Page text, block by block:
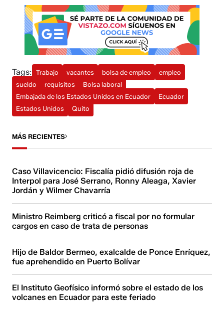
Tags: Trabajo vacantes bolsa de empleo
empleo
sueldo
requisitos
Bolsa laboral
Embajada de los Estados Unidos en Ecuador
Ecuador
Estados Unidos
Quito
MÁS RECIENTES
Caso Villavicencio: Fiscalía pidió difusión roja de
Interpol para José Serrano, Ronny Aleaga, Xavier
Jordán y Wilmer Chavarría
Ministro Reimberg criticó a fiscal por no formular
cargos en caso de trata de personas
Hijo de Baldor Bermeo, exalcalde de Ponce Enríquez,
fue aprehendido en Puerto Bolívar
El Instituto Geofísico informó sobre el estado de los
volcanes en Ecuador para este feriado